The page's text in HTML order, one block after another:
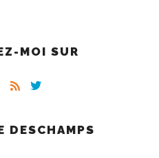
MOI SUR
DESCHAMPS